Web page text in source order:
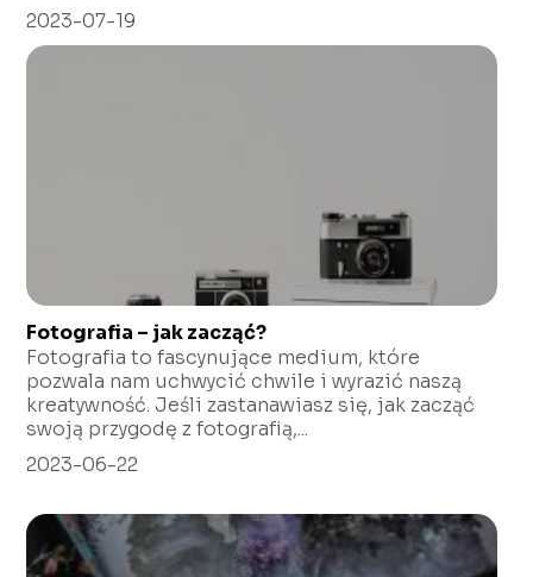
2023-07-19
Fotografia – jak zacząć?
Fotografia to fascynujące medium, które
pozwala nam uchwycić chwile i wyrazić naszą
kreatywność. Jeśli zastanawiasz się, jak zacząć
swoją przygodę z fotografią,...
2023-06-22